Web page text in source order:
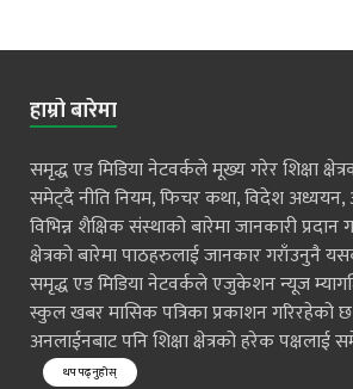
हाम्रो बारेमा
समृद्ध एड मिडिया नेटवर्कले मूख्य गरेर शिक्षा
समेट्दै नीति नियम, फिचर कथा, विदेश अध्ययन,
विभिन्न शैक्षिक संस्थाको बारेमा जानकारी
क्षेत्रको बारेमा पाठहरुलाई जानकार गराँउनुनै
समृद्ध एड मिडिया नेटवर्कले एजुकेशन न्यूज
स्कुल खबर मासिक पत्रिका प्रकाशन
अनलाईनबाट पनि शिक्षा क्षेत्रको हरेक
थप पढ्नुहोस्